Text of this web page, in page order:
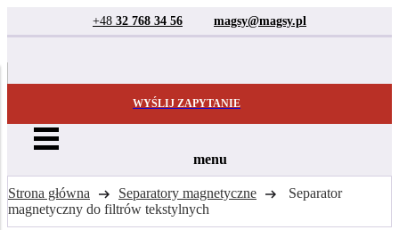
+48 32 768 34 56 magsy@magsy.pl
WYŚLIJ ZAPYTANIE
menu
Strona główna Separatory magnetyczne
Separator
magnetyczny do filtrów tekstylnych